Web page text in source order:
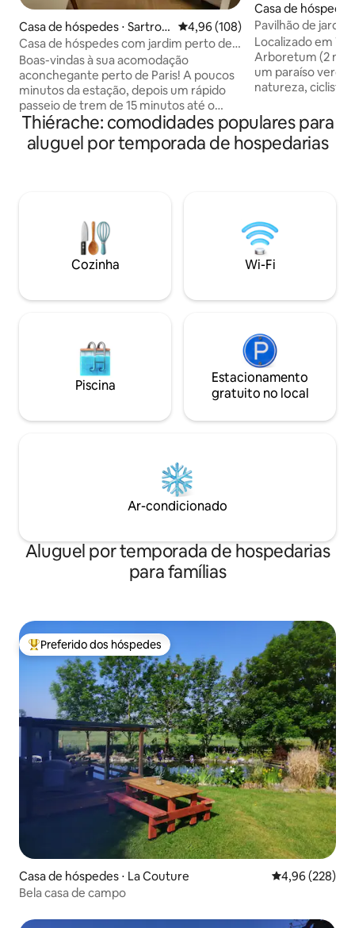
Casa de hóspedes ⋅ Sartrou
ville
4,96 de uma avaliação média de
4,96 (108)
Casa de hóspedes com jardim perto de
Paris
Boas-vindas à sua acomodação
aconchegante perto de Paris! A poucos
minutos da estação, depois um rápido
passeio de trem de 15 minutos até o
centro de Paris. Esta nova casa de
hóspedes em Sartrouville oferece
espaço, conforto e paz. – Grande jardim
totalmente equipada – Estacionamento
gratuito – Aceita animais de estimação
Perfeito para casais, famílias ou viajantes
solitários. 📍 A estação fica a 12 minutos
Casa de
n
Pavilhão de
pela natureza
Localizado em
Arboretum (2
um paraíso verde
natureza,
acesso à
conforto e
perto da cidade
Nexpresso e um
Os hóspedes
privativo,
deslumbrantes
Thiérache: comodidades populares para
aluguel por temporada de hospedarias
Cozinha Wi-Fi
Piscina
Estacionamento
gratuito no local
Ar-condicionado
Aluguel por temporada de hospedarias
para famílias
Entre os melhores preferidos dos hóspedes
Preferido dos hóspedes
Casa de hóspedes ⋅ La Couture 4,96 de uma
4,96 (228)
Bela casa de campo